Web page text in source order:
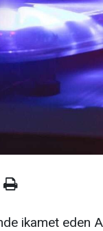
ikamet